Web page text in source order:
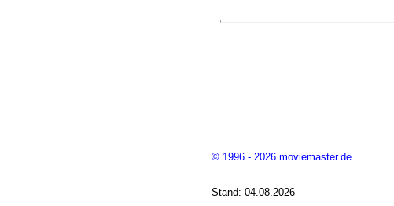
© 1996 - 2026 moviemaster.de
Stand: 04.08.2026